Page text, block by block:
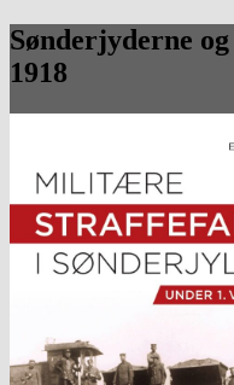
Sønderjyderne
1918